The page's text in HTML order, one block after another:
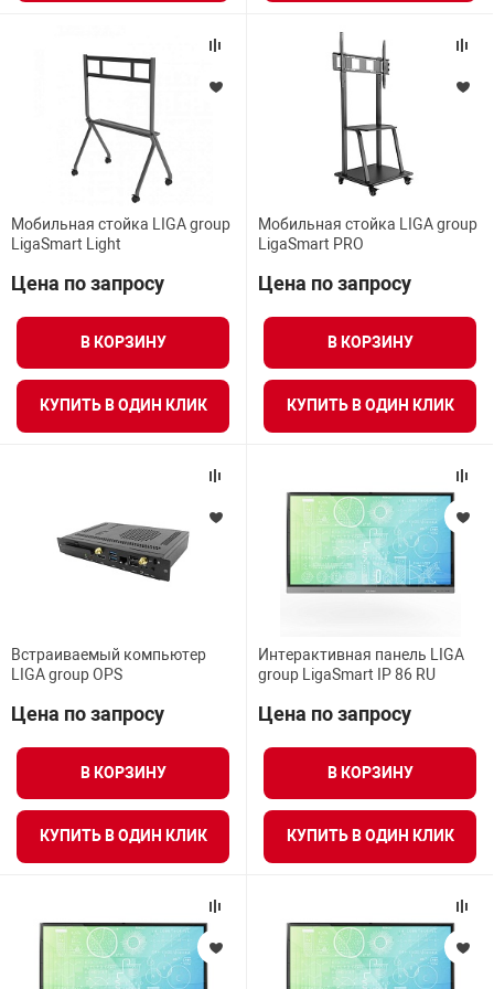
безопасность
оборудование
Мобильная стойка LIGA group
LigaSmart Light
Цена по запросу
В КОРЗИНУ
КУПИТЬ В ОДИН КЛИК
Мобильная стойка LIGA group
LigaSmart PRO
Цена по запросу
В КОРЗИНУ
КУПИТЬ В ОДИН КЛИК
Встраиваемый компьютер
LIGA group OPS
Цена по запросу
В КОРЗИНУ
КУПИТЬ В ОДИН КЛИК
Интерактивная панель LIGA
group LigaSmart IP 86 RU
Цена по запросу
В КОРЗИНУ
КУПИТЬ В ОДИН КЛИК